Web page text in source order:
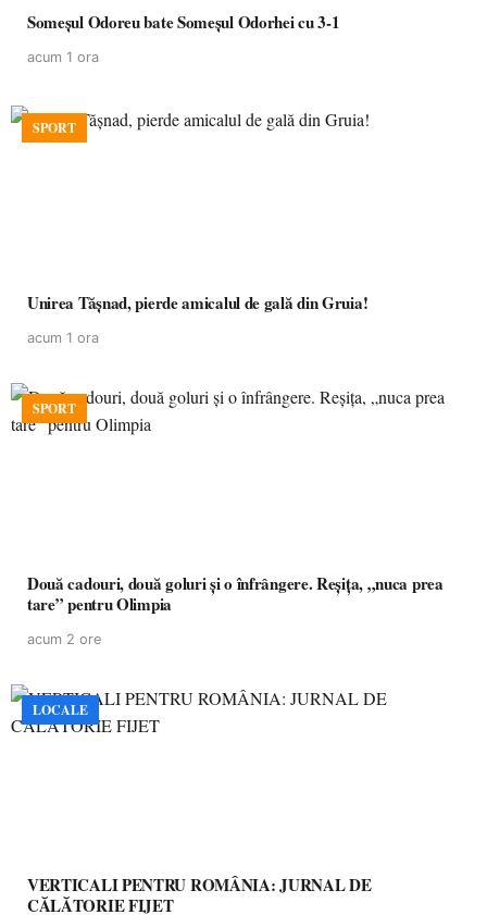
Someșul Odoreu bate Someșul Odorhei cu 3-1
acum 1 ora
SPORT
Unirea Tășnad, pierde amicalul de gală din Gruia!
acum 1 ora
SPORT
Două cadouri, două goluri și o înfrângere. Reșița, „nuca prea
tare” pentru Olimpia
acum 2 ore
LOCALE
VERTICALI PENTRU ROMÂNIA: JURNAL DE
CĂLĂTORIE FIJET